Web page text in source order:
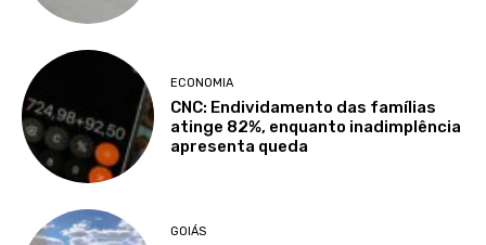
ECONOMIA
CNC: Endividamento das famílias
atinge 82%, enquanto inadimplência
apresenta queda
GOIÁS